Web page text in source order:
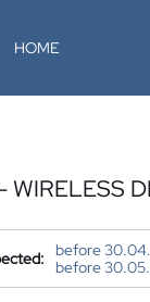
HOME
before
before